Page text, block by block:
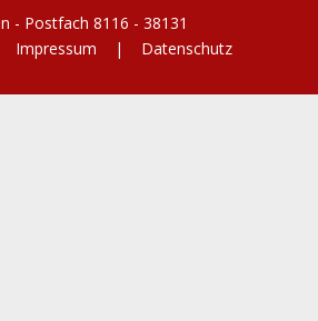
- Postfach 8116 - 38131
Impressum | Datenschutz